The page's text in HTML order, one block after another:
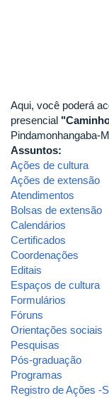
Aqui, você poderá
presencial
Pindamonhangaba-
Assuntos:
Ações de cultura
Ações de extensão
Atendimentos
Bolsas de extensão
Calendários
Certificados
Coordenações
Editais
Espaços de cultura
Formulários
Fóruns
Orientações sociais
Pesquisas
Pós-graduação
Programas
Registro de Ações -